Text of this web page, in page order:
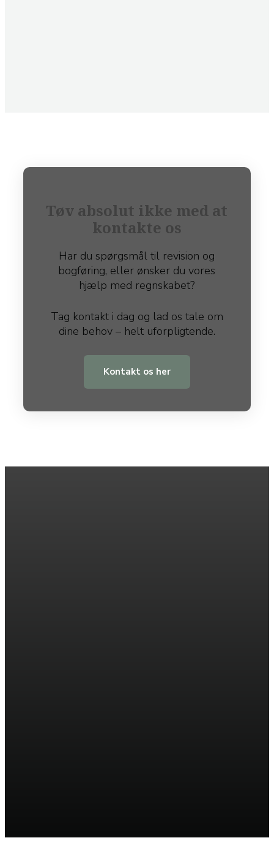
Tøv absolut ikke med at
kontakte os
Har du spørgsmål til revision og
bogføring, eller ønsker du vores
hjælp med regnskabet?
​Tag kontakt i dag og lad os tale om
dine behov – helt uforpligtende.​
Kontakt os her